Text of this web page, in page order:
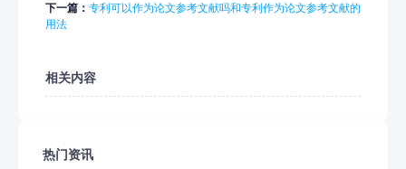
下一篇： 专利可以作为论文参考文献吗和专利作为论文参考文献的
用法
相关内容
热门资讯